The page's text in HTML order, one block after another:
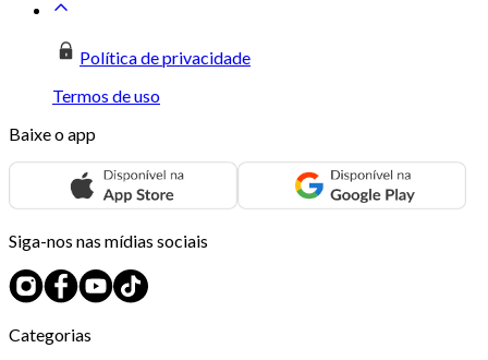
Política de privacidade
Termos de uso
Baixe o app
Siga-nos nas mídias sociais
Categorias